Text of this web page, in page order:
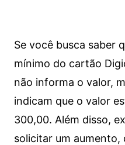
Se você busca saber
mínimo do cartão
não informa o valor,
indicam que o valor
300,00. Além disso,
solicitar um aumento,